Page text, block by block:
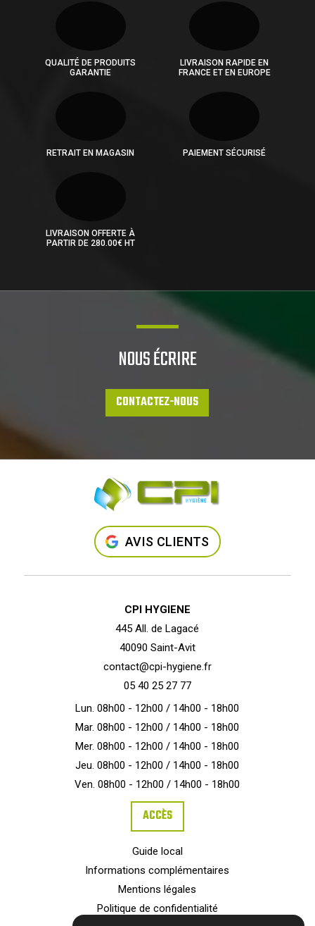
QUALITÉ DE PRODUITS
GARANTIE
LIVRAISON RAPIDE EN
FRANCE ET EN EUROPE
RETRAIT EN MAGASIN PAIEMENT SÉCURISÉ
LIVRAISON OFFERTE À
PARTIR DE 280.00€ HT
NOUS ÉCRIRE
CONTACTEZ-NOUS
AVIS CLIENTS
CPI HYGIENE
445 All. de Lagacé
40090 Saint-Avit
contact@cpi-hygiene.fr
05 40 25 27 77
Lun. 08h00 - 12h00 / 14h00 - 18h00
Mar. 08h00 - 12h00 / 14h00 - 18h00
Mer. 08h00 - 12h00 / 14h00 - 18h00
Jeu. 08h00 - 12h00 / 14h00 - 18h00
Ven. 08h00 - 12h00 / 14h00 - 18h00
ACCÈS
Guide local
Informations complémentaires
Mentions légales
Politique de confidentialité